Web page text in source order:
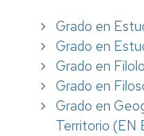
Grado en
Grado en
Grado en
Grado en
Grado en
Territorio (EN